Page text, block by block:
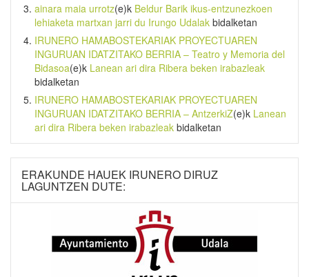
ainara maia urrotz(e)k Beldur Barik ikus-entzunezkoen
lehiaketa martxan jarri du Irungo Udalak bidalketan
IRUNERO HAMABOSTEKARIAK PROYECTUAREN
INGURUAN IDATZITAKO BERRIA – Teatro y Memoria del
Bidasoa(e)k Lanean ari dira Ribera beken irabazleak
bidalketan
IRUNERO HAMABOSTEKARIAK PROYECTUAREN
INGURUAN IDATZITAKO BERRIA – AntzerkiZ(e)k Lanean
ari dira Ribera beken irabazleak bidalketan
ERAKUNDE HAUEK IRUNERO DIRUZ
LAGUNTZEN DUTE: